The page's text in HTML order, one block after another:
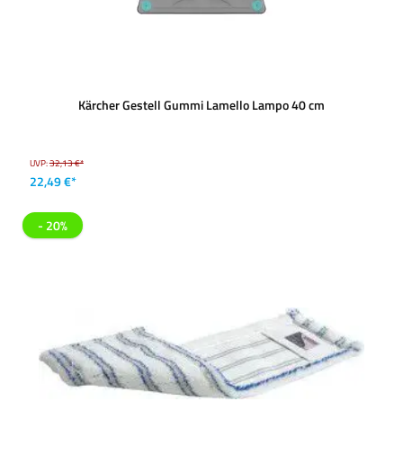
Kärcher Gestell Gummi Lamello Lampo 40 cm
UVP:32,13 €*
22,49 €*
- 20%